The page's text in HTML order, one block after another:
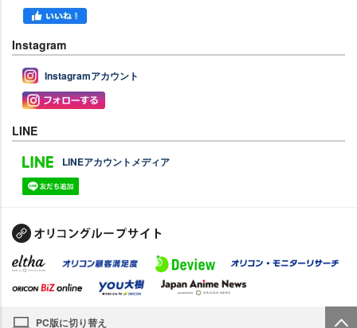
Instagram
Instagramアカウント
LINE
LINEアカウントメディア
PC版に切り替え